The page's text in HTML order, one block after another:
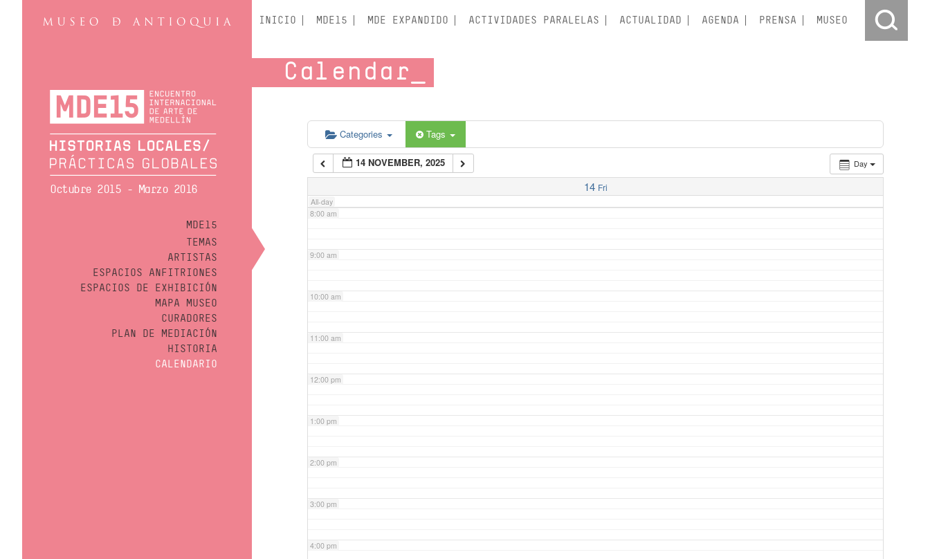
Octubre 2015 - Marzo 2016
MDE15
TEMAS
ARTISTAS
ESPACIOS ANFITRIONES
ESPACIOS DE EXHIBICIÓN
MAPA MUSEO
CURADORES
PLAN DE MEDIACIÓN
HISTORIA
CALENDARIO
INICIO MDE15 MDE EXPANDIDO ACTIVIDADES PARALELAS ACTUALIDAD AGENDA PRENSA MUSEO
Calendar
Categories Tags
Day
14 NOVEMBER, 2025
14 Fri
All-day
5:00 am
6:00 am
7:00 am
8:00 am
9:00 am
10:00 am
11:00 am
12:00 pm
1:00 pm
2:00 pm
3:00 pm
4:00 pm